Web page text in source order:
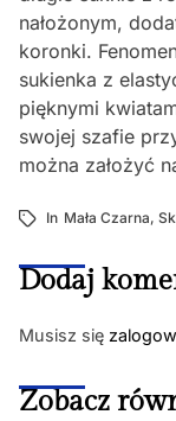
nałożonym,
koronki.
sukienka z
pięknymi
swojej szafie
można założyć
In Mała Czarna,
Dodaj
Musisz się
Zobacz